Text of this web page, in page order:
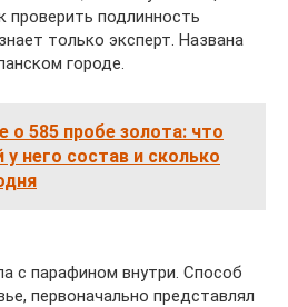
проверить подлинность
только эксперт. Названа
городе.
о 585 пробе золота: что
у него состав и сколько
с парафином внутри. Способ
первоначально представлял